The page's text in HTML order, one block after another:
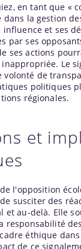
en tant que «
dans la gestion
influence et ses
par ses
ses actions
Le
volonté de
politiques
régionales.
et
l'opposition
susciter des
et au-delà. Elle
responsabilité
éthique
de ce